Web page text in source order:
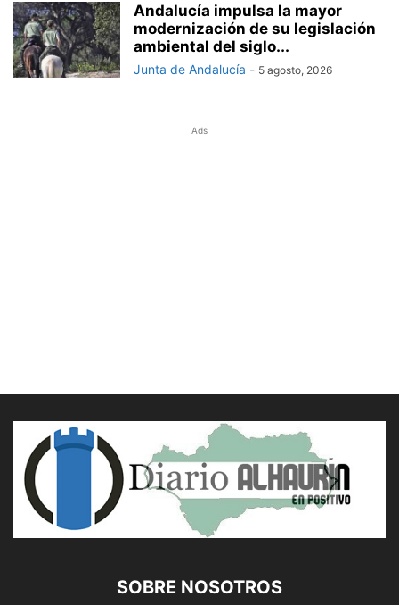
Andalucía impulsa la mayor
modernización de su legislación
ambiental del siglo...
Junta de Andalucía - 5 agosto, 2026
Ads
SOBRE NOSOTROS